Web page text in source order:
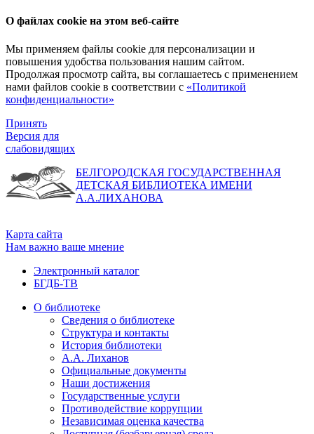
О файлах cookie на этом веб-сайте
Мы применяем файлы cookie для персонализации и
повышения удобства пользования нашим сайтом.
Продолжая просмотр сайта, вы соглашаетесь с применением
нами файлов cookie в соответствии с «Политикой
конфиденциальности»
Принять
Версия для
слабовидящих
БЕЛГОРОДСКАЯ ГОСУДАРСТВЕННАЯ
ДЕТСКАЯ БИБЛИОТЕКА ИМЕНИ
А.А.ЛИХАНОВА
Карта сайта
Нам важно ваше мнение
Электронный каталог
БГДБ-ТВ
О библиотеке
Сведения о библиотеке
Структура и контакты
История библиотеки
А.А. Лиханов
Официальные документы
Наши достижения
Государственные услуги
Противодействие коррупции
Независимая оценка качества